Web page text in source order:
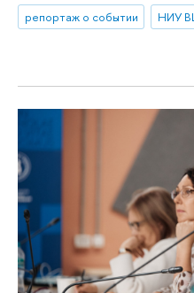
репортаж о событии
НИУ